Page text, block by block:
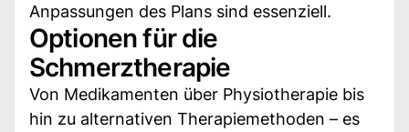
Anpassungen des Plans sind essenziell.
Optionen für die
Schmerztherapie
Von Medikamenten über Physiotherapie bis
hin zu alternativen Therapiemethoden – es